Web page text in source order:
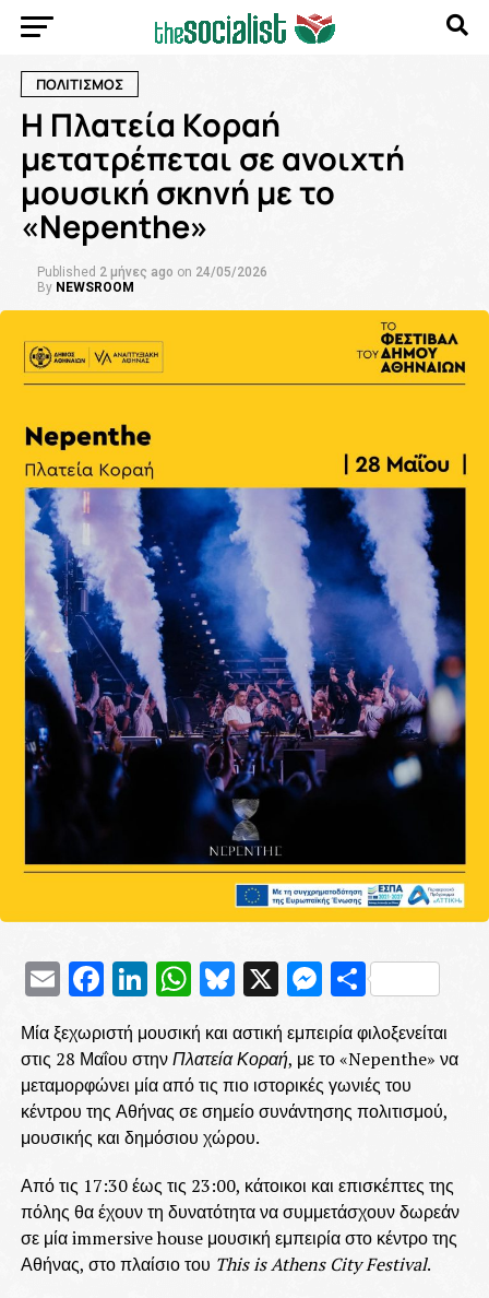
ΠΟΛΙΤΙΣΜΟΣ
Η Πλατεία Κοραή
μετατρέπεται σε ανοιχτή
μουσική σκηνή με το
«Nepenthe»
Published 2 μήνες ago on 24/05/2026
By NEWSROOM
EmailFacebook
LinkedIn
WhatsApp
Bluesky
X
Μία ξεχωριστή μουσική και αστική εμπειρία φιλοξενείται
στις 28 Μαΐου στηνΠλατεία Κοραή, με το «Nepenthe» να
μεταμορφώνει μία από τις πιο ιστορικές γωνιές του
κέντρου της Αθήνας σε σημείο συνάντησης πολιτισμού,
μουσικής και δημόσιου χώρου.
Από τις 17:30 έως τις 23:00, κάτοικοι και επισκέπτες της
πόλης θα έχουν τη δυνατότητα να συμμετάσχουν δωρεάν
σε μία immersive house μουσική εμπειρία στο κέντρο της
Αθήνας, στο πλαίσιο του This is Athens City Festival.